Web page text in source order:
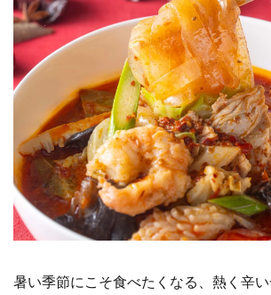
暑い季節にこそ食べたくなる、熱く辛い